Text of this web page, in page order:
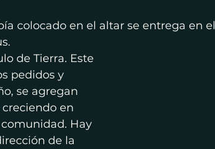
colocado en el altar se entrega en el
de Tierra. Este
pedidos y
se agregan
en
Hay
de la